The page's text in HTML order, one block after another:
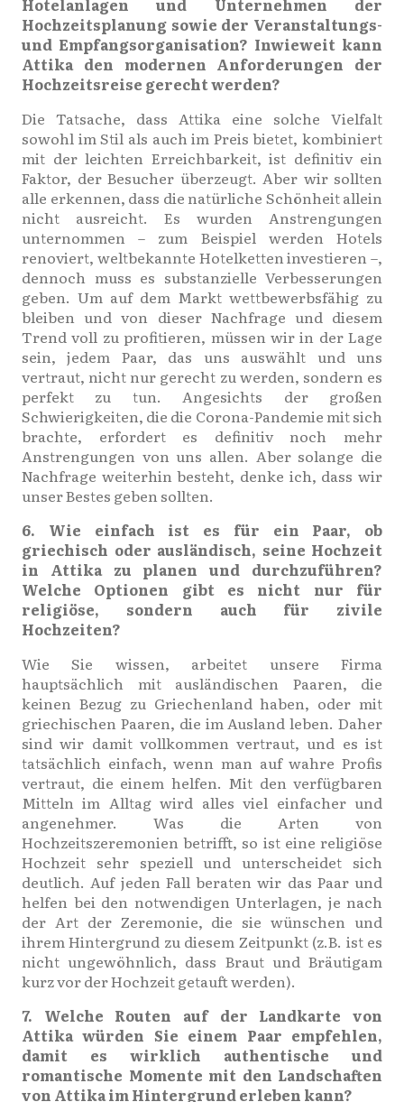
Hotelanlagen und Unternehmen der
Hochzeitsplanung sowie der Veranstaltungs-
und Empfangsorganisation? Inwieweit kann
Attika den modernen Anforderungen der
Hochzeitsreise gerecht werden?
Die Tatsache, dass Attika eine solche Vielfalt
sowohl im Stil als auch im Preis bietet, kombiniert
mit der leichten Erreichbarkeit, ist definitiv ein
Faktor, der Besucher überzeugt. Aber wir sollten
alle erkennen, dass die natürliche Schönheit allein
nicht ausreicht. Es wurden Anstrengungen
unternommen – zum Beispiel werden Hotels
renoviert, weltbekannte Hotelketten investieren –,
dennoch muss es substanzielle Verbesserungen
geben. Um auf dem Markt wettbewerbsfähig zu
bleiben und von dieser Nachfrage und diesem
Trend voll zu profitieren, müssen wir in der Lage
sein, jedem Paar, das uns auswählt und uns
vertraut, nicht nur gerecht zu werden, sondern es
perfekt zu tun. Angesichts der großen
Schwierigkeiten, die die Corona-Pandemie mit sich
brachte, erfordert es definitiv noch mehr
Anstrengungen von uns allen. Aber solange die
Nachfrage weiterhin besteht, denke ich, dass wir
unser Bestes geben sollten.
6. Wie einfach ist es für ein Paar, ob
griechisch oder ausländisch, seine Hochzeit
in Attika zu planen und durchzuführen?
Welche Optionen gibt es nicht nur für
religiöse, sondern auch für zivile
Hochzeiten?
Wie Sie wissen, arbeitet unsere Firma
hauptsächlich mit ausländischen Paaren, die
keinen Bezug zu Griechenland haben, oder mit
griechischen Paaren, die im Ausland leben. Daher
sind wir damit vollkommen vertraut, und es ist
tatsächlich einfach, wenn man auf wahre Profis
vertraut, die einem helfen. Mit den verfügbaren
Mitteln im Alltag wird alles viel einfacher und
angenehmer. Was die Arten von
Hochzeitszeremonien betrifft, so ist eine religiöse
Hochzeit sehr speziell und unterscheidet sich
deutlich. Auf jeden Fall beraten wir das Paar und
helfen bei den notwendigen Unterlagen, je nach
der Art der Zeremonie, die sie wünschen und
ihrem Hintergrund zu diesem Zeitpunkt (z.B. ist es
nicht ungewöhnlich, dass Braut und Bräutigam
kurz vor der Hochzeit getauft werden).
7. Welche Routen auf der Landkarte von
Attika würden Sie einem Paar empfehlen,
damit es wirklich authentische und
romantische Momente mit den Landschaften
von Attika im Hintergrund erleben kann?